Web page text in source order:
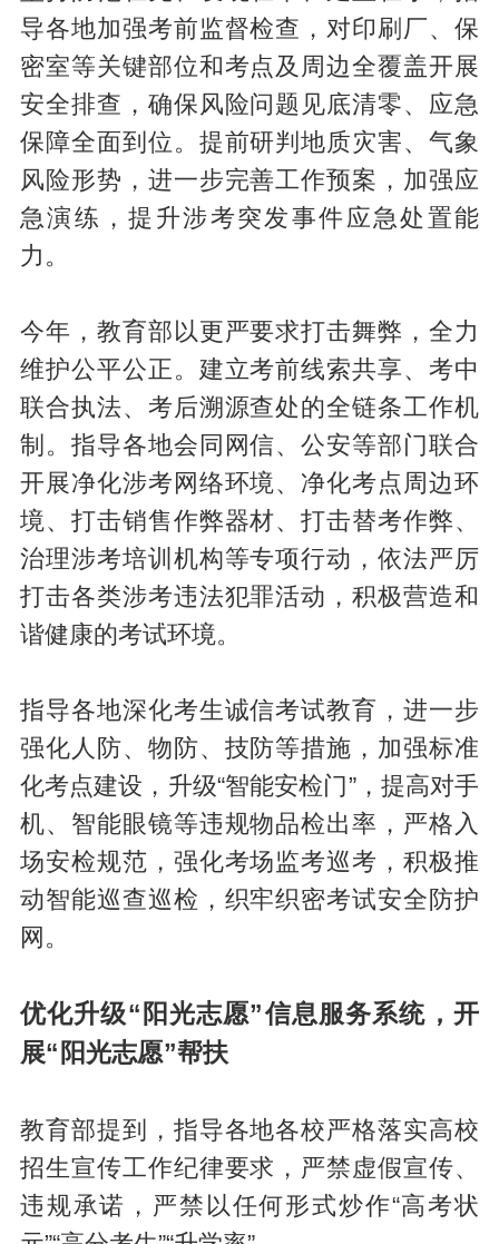
导各地加强考前监督检查，对印刷厂、保
密室等关键部位和考点及周边全覆盖开展
安全排查，确保风险问题见底清零、应急
保障全面到位。提前研判地质灾害、气象
风险形势，进一步完善工作预案，加强应
急演练，提升涉考突发事件应急处置能
力。
今年，教育部以更严要求打击舞弊，全力
维护公平公正。建立考前线索共享、考中
联合执法、考后溯源查处的全链条工作机
制。指导各地会同网信、公安等部门联合
开展净化涉考网络环境、净化考点周边环
境、打击销售作弊器材、打击替考作弊、
治理涉考培训机构等专项行动，依法严厉
打击各类涉考违法犯罪活动，积极营造和
谐健康的考试环境。
指导各地深化考生诚信考试教育，进一步
强化人防、物防、技防等措施，加强标准
化考点建设，升级“智能安检门”，提高对手
机、智能眼镜等违规物品检出率，严格入
场安检规范，强化考场监考巡考，积极推
动智能巡查巡检，织牢织密考试安全防护
网。
优化升级“阳光志愿”信息服务系统，开
展“阳光志愿”帮扶
教育部提到，指导各地各校严格落实高校
招生宣传工作纪律要求，严禁虚假宣传、
违规承诺，严禁以任何形式炒作“高考状